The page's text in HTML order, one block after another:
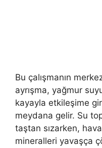
Bu çalışmanın
ayrışma, yağmur
kayayla etkileşime
meydana gelir. Su
taştan sızarken,
mineralleri yavaşça